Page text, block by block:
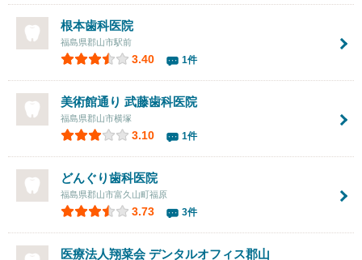
根本歯科医院
福島県郡山市駅前
3.40 1件
美術館通り 武藤歯科医院
福島県郡山市横塚
3.10 1件
どんぐり歯科医院
福島県郡山市富久山町福原
3.73 3件
医療法人翔菜会 デンタルオフィス郡山